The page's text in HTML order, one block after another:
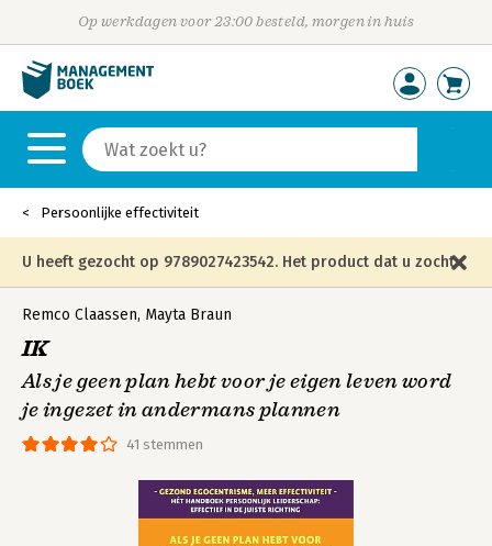
Op werkdagen voor 23:00 besteld, morgen in huis
Persoonlijke effectiviteit
U heeft gezocht op 9789027423542. Het product dat u zocht
is niet meer in die editie leverbaar en is vervangen door de
onderstaande editie.
41 stemmen
Remco Claassen, Mayta Braun
IK
Als je geen plan hebt voor je eigen leven word
je ingezet in andermans plannen